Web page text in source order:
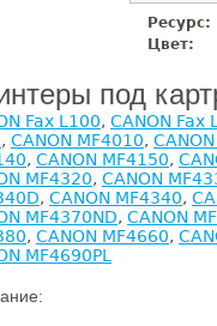
Ресурс:
Цвет:
под
Fax L100, CANON Fax
, CANON MF4010,
, CANON MF4150,
MF4320, CANON
, CANON MF4340,
MF4370ND, CANON
, CANON MF4660,
MF4690PL